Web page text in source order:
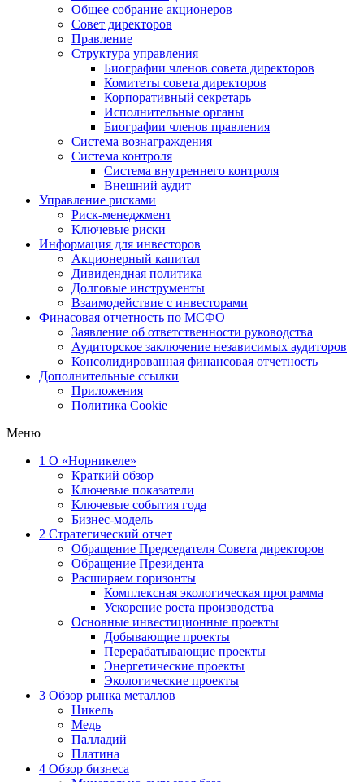
Общее собрание акционеров
Совет директоров
Правление
Структура управления
Биографии членов совета директоров
Комитеты совета директоров
Корпоративный секретарь
Исполнительные органы
Биографии членов правления
Система вознаграждения
Система контроля
Система внутреннего контроля
Внешний аудит
Управление рисками
Риск-менеджмент
Ключевые риски
Информация для инвесторов
Акционерный капитал
Дивидендная политика
Долговые инструменты
Взаимодействие с инвеcторами
Финасовая отчетность по МСФО
Заявление об ответственности руководства
Аудиторское заключение независимых аудиторов
Консолидированная финансовая отчетность
Дополнительные ссылки
Приложения
Политика Cookie
Меню
1 О «Норникеле»
Краткий обзор
Ключевые показатели
Ключевые события года
Бизнес-модель
2 Стратегический отчет
Обращение Председателя Совета директоров
Обращение Президента
Расширяем горизонты
Комплексная экологическая программа
Ускорение роста производства
Основные инвестиционные проекты
Добывающие проекты
Перерабатывающие проекты
Энергетические проекты
Экологические проекты
3 Обзор рынка металлов
Никель
Медь
Палладий
Платина
4 Обзор бизнеса